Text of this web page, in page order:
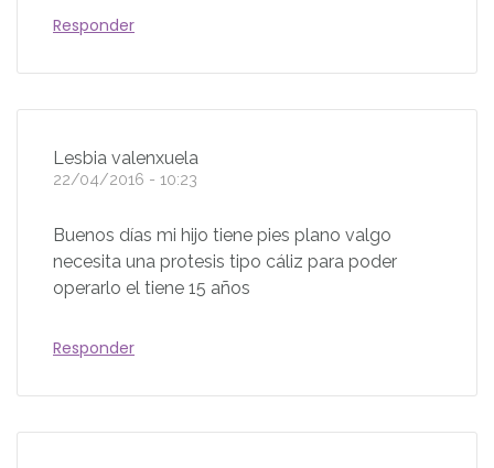
Responder
Lesbia valenxuela
22/04/2016 - 10:23
Buenos días mi hijo tiene pies plano valgo
necesita una protesis tipo cáliz para poder
operarlo el tiene 15 años
Responder